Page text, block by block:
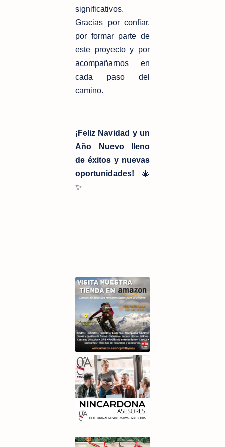
significativos.
Gracias por confiar,
por formar parte de
este proyecto y por
acompañarnos en
cada paso del
camino.
¡Feliz Navidad y un
Año Nuevo lleno
de éxitos y nuevas
oportunidades! 🎄
✨